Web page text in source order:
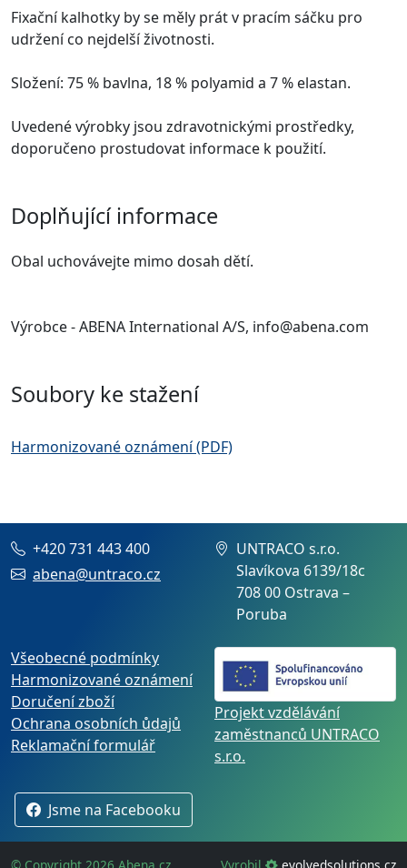
Fixační kalhotky by se měly prát v pracím sáčku pro
udržení co nejdelší životnosti.
Složení: 75 % bavlna, 18 % polyamid a 7 % elastan.
Uvedené výrobky jsou zdravotnickými prostředky,
doporučeno prostudovat informace k použití.
Doplňující informace
Obal uchovávejte mimo dosah dětí.
Výrobce - ABENA International A/S, info@abena.com
Soubory ke stažení
Harmonizované oznámení (PDF)
+420 731 443 400
abena@untraco.cz
UNTRACO s.r.o.
Slavíkova 6139/18c
708 00 Ostrava –
Poruba
Všeobecné podmínky
Harmonizované oznámení
Doručení zboží
Ochrana osobních ůdajů
Reklamační formulář
Projekt vzdělávání
zaměstnanců UNTRACO
s.r.o.
Jsme na Facebooku